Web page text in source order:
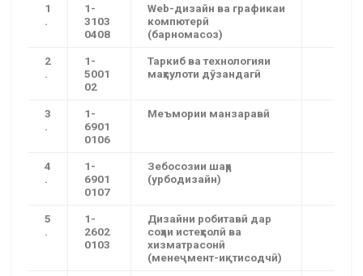
1
.
1-
3103
0408
Web-дизайн ва графикаи
компютерӣ
(барномасоз)
2
.
1-
5001
02
Таркиб ва технологияи
маҳсулоти дўзандагӣ
3
.
1-
6901
0106
Меъмории манзаравӣ
4
.
1-
6901
0107
Зебосозии шаҳр
(урбодизайн)
5
.
1-
2602
0103
Дизайни робитавӣ дар
соҳаи истеҳсолӣ ва
хизматрасонӣ
(менеҷмент-иқтисодчӣ)